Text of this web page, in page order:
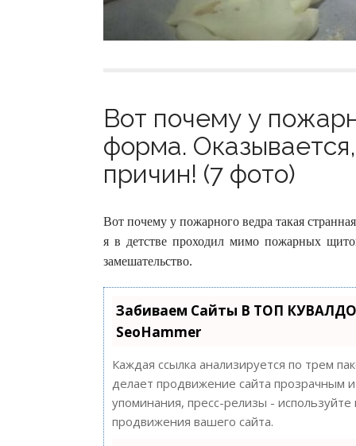
Вот почему у
форма.
причин! (7 фото)
Вот почему у пожарного ведра такая
я в детстве проходил мимо пожарных
замешательство.
Забиваем Сайты В ТОП
SeoHammer
Каждая ссылка анализируется по трем
делает продвижение сайта прозрачным
упоминания, пресс-релизы -
продвижения вашего сайта.